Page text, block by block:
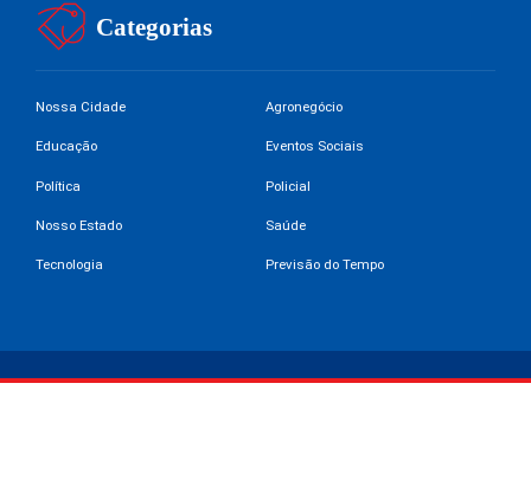
Categorias
Nossa Cidade Agronegócio
Educação Eventos Sociais
Política Policial
Nosso Estado Saúde
Tecnologia Previsão do Tempo